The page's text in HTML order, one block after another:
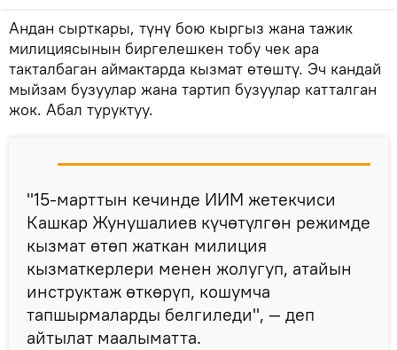
Андан сырткары, түнү бою кыргыз жана тажик
милициясынын биргелешкен тобу чек ара
такталбаган аймактарда кызмат өтөштү. Эч кандай
мыйзам бузуулар жана тартип бузуулар катталган
жок. Абал туруктуу.
"15-марттын кечинде ИИМ жетекчиси
Кашкар Жунушалиев күчөтүлгөн режимде
кызмат өтөп жаткан милиция
кызматкерлери менен жолугуп, атайын
инструктаж өткөрүп, кошумча
тапшырмаларды белгиледи", — деп
айтылат маалыматта.